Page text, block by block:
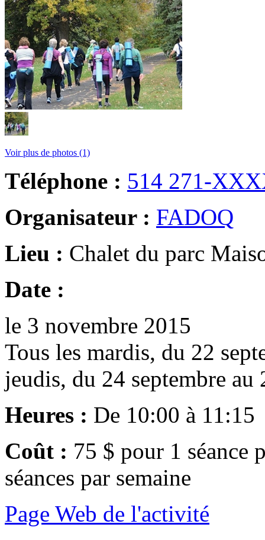
Voir plus de photos (1)
Téléphone : 514 271-
Organisateur : FADOQ
Lieu : Chalet du parc
Date :
le 3 novembre 2015
Tous les mardis, du 22
jeudis, du 24 septembre au
Heures : De 10:00 à 11:15
Coût : 75 $ pour 1 séance
séances par semaine
Page Web de l'activité